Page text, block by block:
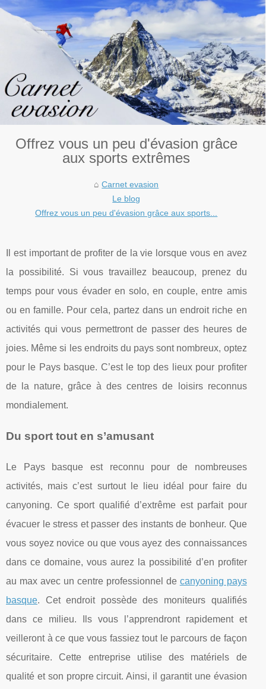
Offrez vous un peu d'évasion grâce
aux sports extrêmes
Carnet evasion
Le blog
Offrez vous un peu d'évasion grâce aux sports...
Il est important de profiter de la vie lorsque vous en avez
la possibilité. Si vous travaillez beaucoup, prenez du
temps pour vous évader en solo, en couple, entre amis
ou en famille. Pour cela, partez dans un endroit riche en
activités qui vous permettront de passer des heures de
joies. Même si les endroits du pays sont nombreux, optez
pour le Pays basque. C’est le top des lieux pour profiter
de la nature, grâce à des centres de loisirs reconnus
mondialement.
Du sport tout en s’amusant
Le Pays basque est reconnu pour de nombreuses
activités, mais c’est surtout le lieu idéal pour faire du
canyoning. Ce sport qualifié d’extrême est parfait pour
évacuer le stress et passer des instants de bonheur. Que
vous soyez novice ou que vous ayez des connaissances
dans ce domaine, vous aurez la possibilité d’en profiter
au max avec un centre professionnel de canyoning pays
basque. Cet endroit possède des moniteurs qualifiés
dans ce milieu. Ils vous l’apprendront rapidement et
veilleront à ce que vous fassiez tout le parcours de façon
sécuritaire. Cette entreprise utilise des matériels de
qualité et son propre circuit. Ainsi, il garantit une évasion